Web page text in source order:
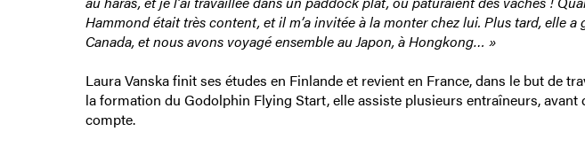
Hammond était très content, et il m’a invitée à la monter chez lui. Plus tard, elle
Canada, et nous avons voyagé ensemble au Japon, à Hongkong… »
Laura Vanska finit ses études en Finlande et revient en France, dans le but de
la formation du Godolphin Flying Start, elle assiste plusieurs entraîneurs, avant
compte.